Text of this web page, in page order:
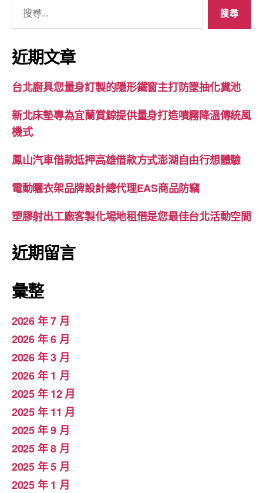
關
鍵
字:
近期文章
台北廚具您量身訂製的隱形鐵窗主打防墜抽化糞池
新北床墊專為宜蘭賞鯨提供量身打造噴霧降溫傳統風
機式
鳳山汽車借款抵押高雄借款方式澎湖自由行想體驗
電動曬衣架品牌設計總代理EAS商品防竊
塑膠射出工廠客製化場地租借是您最佳台北活動空間
近期留言
彙整
2026 年 7 月
2026 年 6 月
2026 年 3 月
2026 年 1 月
2025 年 12 月
2025 年 11 月
2025 年 9 月
2025 年 8 月
2025 年 5 月
2025 年 1 月